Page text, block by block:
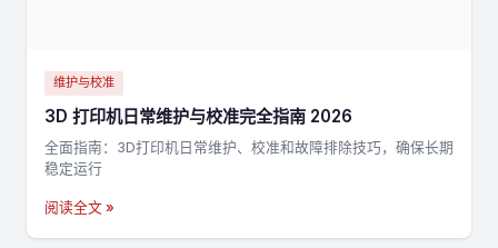
维护与校准
3D 打印机日常维护与校准完全指南 2026
全面指南：3D打印机日常维护、校准和故障排除技巧，确保长期
稳定运行
阅读全文 »